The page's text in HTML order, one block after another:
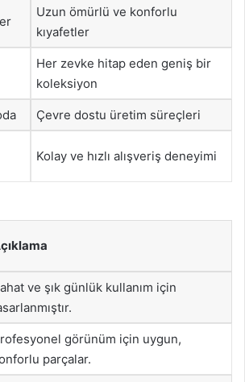
Uzun ömürlü ve konforlu
kıyafetler
Her zevke hitap eden geniş bir
koleksiyon
Çevre dostu üretim süreçleri
Kolay ve hızlı alışveriş deneyimi
ve şık günlük kullanım için
görünüm için uygun,
parçalar.